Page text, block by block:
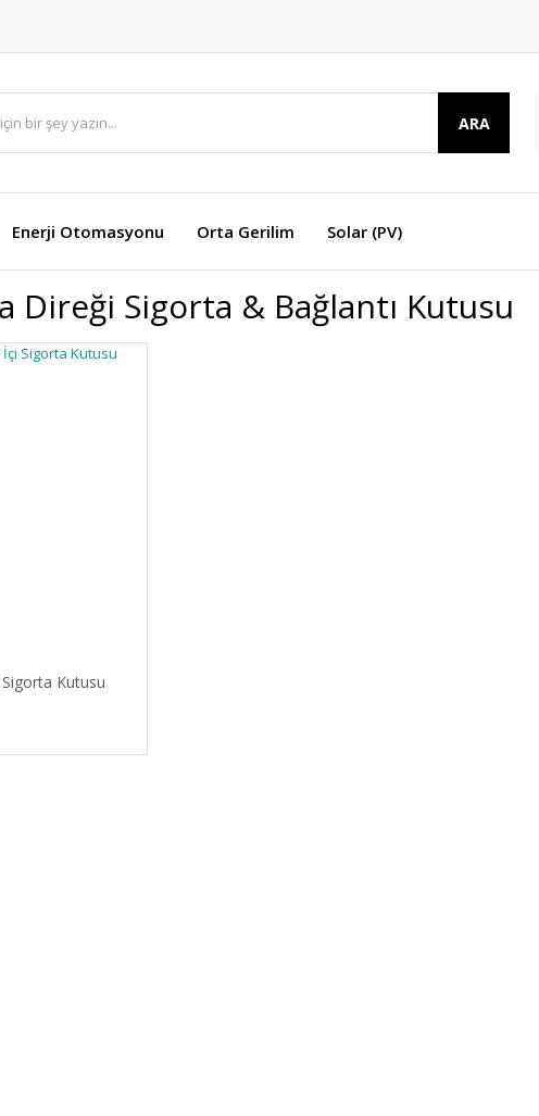
ARA
Enerji Otomasyonu Orta Gerilim Solar (PV)
Direği Sigorta & Bağlantı Kutusu
Kutusu